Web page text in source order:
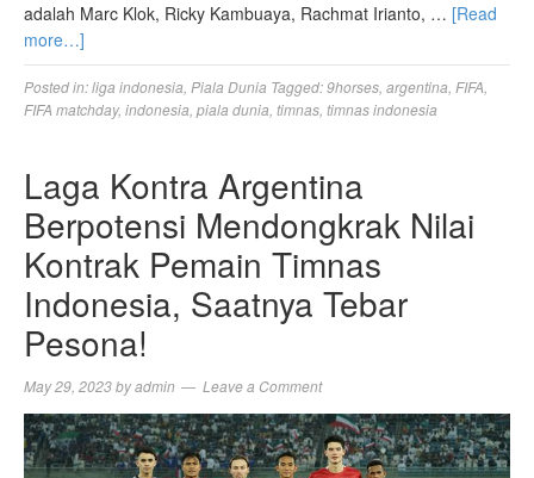
adalah Marc Klok, Ricky Kambuaya, Rachmat Irianto, … [Read
more…]
Posted in:liga indonesia Piala Dunia Tagged:9horses argentina FIFA
FIFA matchday, indonesia piala dunia timnas timnas indonesia
Laga Kontra Argentina
Berpotensi Mendongkrak Nilai
Kontrak Pemain Timnas
Indonesia, Saatnya Tebar
Pesona!
May 29, 2023byadmin Leave a Comment